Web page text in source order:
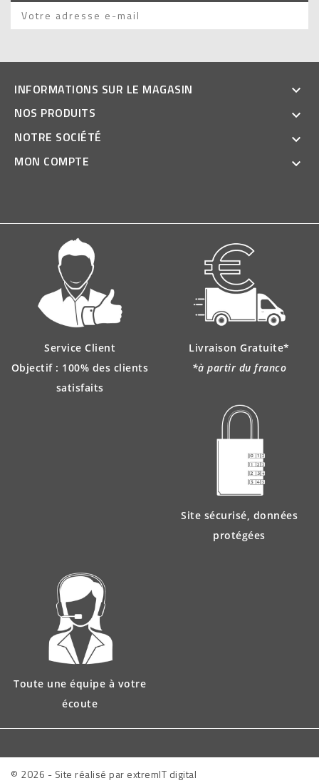
INFORMATIONS SUR LE MAGASIN

NOS PRODUITS

NOTRE SOCIÉTÉ

MON COMPTE

Service Client
Objectif : 100% des clients
satisfaits
Livraison Gratuite*
*à partir du franco
Site sécurisé, données
protégées
Toute une équipe à votre
écoute
© 2026 - Site réalisé par extremIT digital